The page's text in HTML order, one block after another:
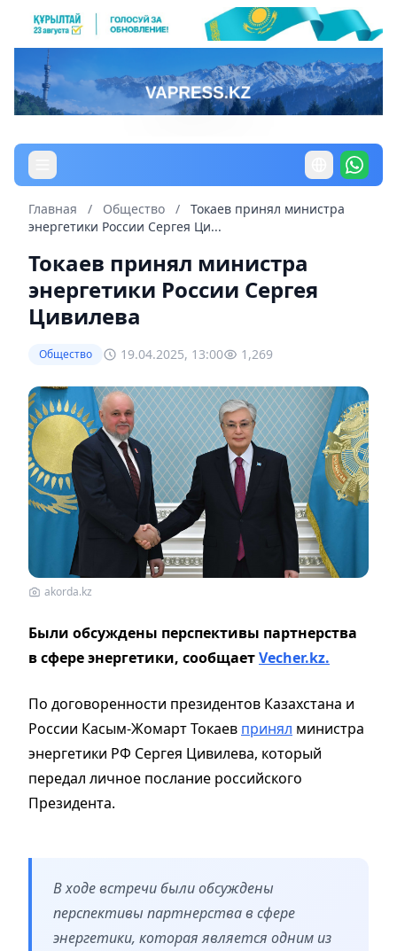
Главная / Общество /
Токаев принял министра
энергетики России Сергея Ци...
Токаев принял министра
энергетики России Сергея
Цивилева
Общество 19.04.2025, 13:00 1,269
akorda.kz
Были обсуждены перспективы партнерства
в сфере энергетики, сообщаетVecher.kz.
По договоренности президентов Казахстана и
России Касым-Жомарт Токаев принял министра
энергетики РФ Сергея Цивилева, который
передал личное послание российского
Президента.
В ходе встречи были обсуждены
перспективы партнерства в сфере
энергетики, которая является одним из